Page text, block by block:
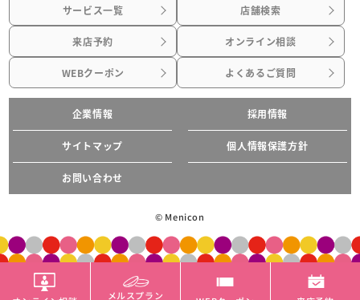
サービス一覧 店舗検索
来店予約 オンライン相談
WEBクーポン よくあるご質問
企業情報 採用情報
サイトマップ 個人情報保護方針
お問い合わせ
© Menicon
メルスプラン